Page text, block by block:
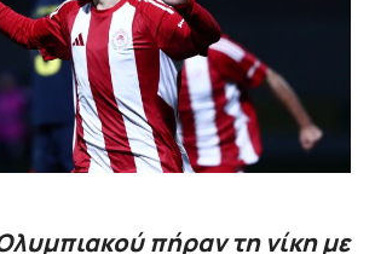
πήραν τη νίκη με